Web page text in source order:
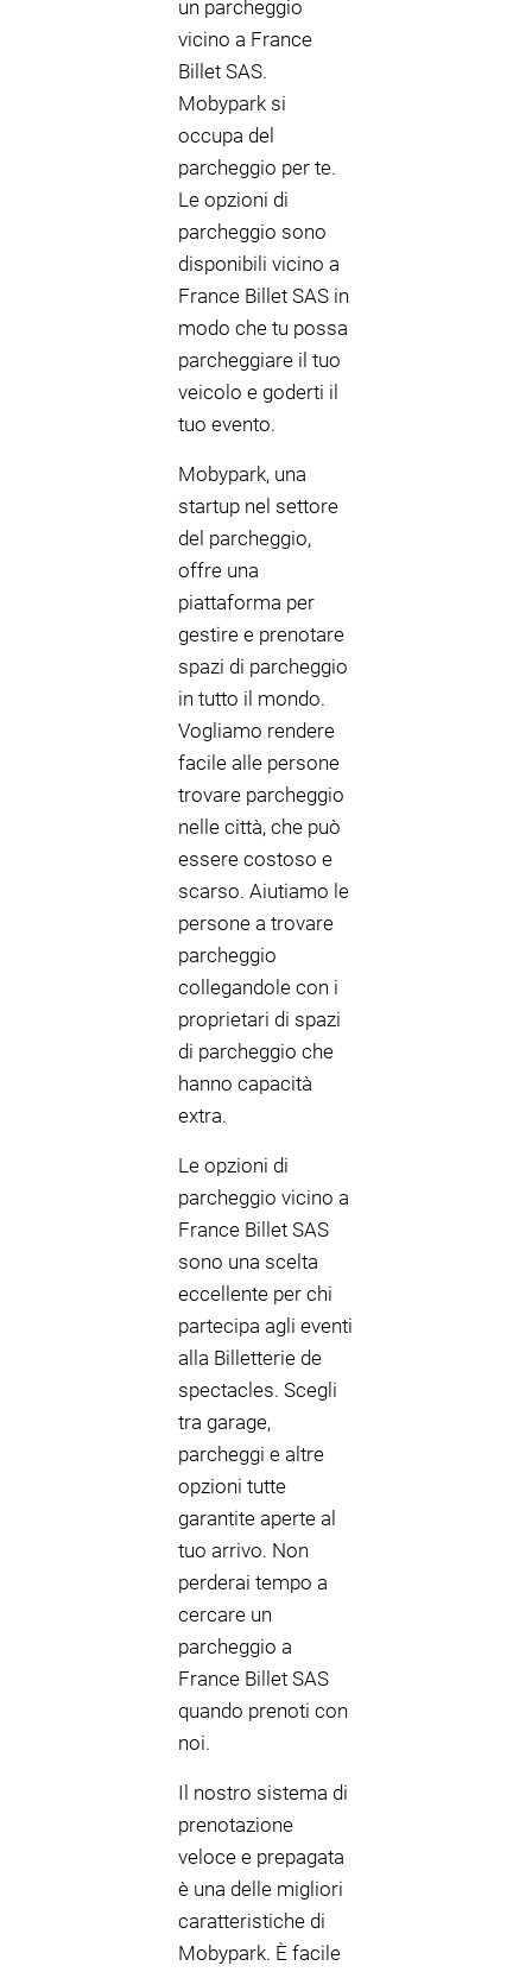
un parcheggio
vicino a France
Billet SAS.
Mobypark si
occupa del
parcheggio per te.
Le opzioni di
parcheggio sono
disponibili vicino a
France Billet SAS in
modo che tu possa
parcheggiare il tuo
veicolo e goderti il
tuo evento.
Mobypark, una
startup nel settore
del parcheggio,
offre una
piattaforma per
gestire e prenotare
spazi di parcheggio
in tutto il mondo.
Vogliamo rendere
facile alle persone
trovare parcheggio
nelle città, che può
essere costoso e
scarso. Aiutiamo le
persone a trovare
parcheggio
collegandole con i
proprietari di spazi
di parcheggio che
hanno capacità
extra.
Le opzioni di
parcheggio vicino a
France Billet SAS
sono una scelta
eccellente per chi
partecipa agli eventi
alla Billetterie de
spectacles. Scegli
tra garage,
parcheggi e altre
opzioni tutte
garantite aperte al
tuo arrivo. Non
perderai tempo a
cercare un
parcheggio a
France Billet SAS
quando prenoti con
noi.
Il nostro sistema di
prenotazione
veloce e prepagata
è una delle migliori
caratteristiche di
Mobypark. È facile